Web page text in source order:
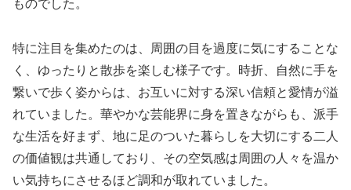
ものでした。
特に注目を集めたのは、周囲の目を過度に気にすることな
く、ゆったりと散歩を楽しむ様子です。時折、自然に手を
繋いで歩く姿からは、お互いに対する深い信頼と愛情が溢
れていました。華やかな芸能界に身を置きながらも、派手
な生活を好まず、地に足のついた暮らしを大切にする二人
の価値観は共通しており、その空気感は周囲の人々を温か
い気持ちにさせるほど調和が取れていました。